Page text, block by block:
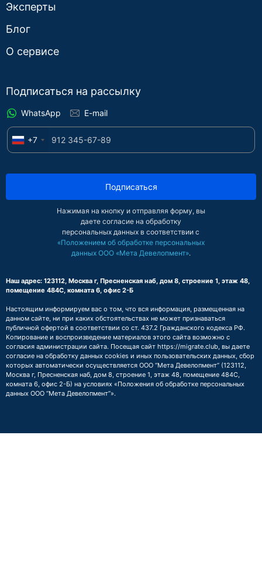
Эксперты
Блог
О сервисе
Подписаться на рассылку
WhatsApp E-mail
+7
Подписаться
Нажимая на кнопку и отправляя форму, вы
даете согласие на обработку
персональных данных в соответствии с
«Положением об обработке персональных
данных ООО «Мета Девелопмент».
Наш адрес: 123112, Москва г, Пресненская наб, дом 8, строение 1, этаж 48,
помещение 484С, комната 6, офис 2-Б
Настоящим информируем вас о том, что вся информация, размещенная на
данном сайте, ни при каких обстоятельствах не может признаваться
публичной офертой в соответствии со ст. 437.2 Гражданского кодекса РФ.
Копирование и воспроизведение материалов этого сайта возможно с
согласия администрации сайта. Посещая сайт https://migrate.club, вы даете
согласие на обработку данных cookies и иных пользовательских данных, сбор
которых автоматически осуществляется ООО “Мета Девелопмент” (123112,
Москва г, Пресненская наб, дом 8, строение 1, этаж 48, помещение 484С,
комната 6, офис 2-Б) на условиях «Положения об обработке персональных
данных ООО “Мета Девелопмент”».